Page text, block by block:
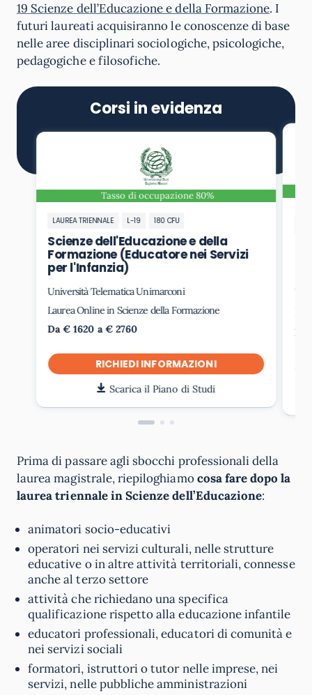
19 Scienze dell’Educazione e della Formazione. I
futuri laureati acquisiranno le conoscenze di base
nelle aree disciplinari sociologiche, psicologiche,
pedagogiche e filosofiche.
Corsi in evidenza
Tasso di occupazione 80%
LAUREA TRIENNALE L-19 180 CFU
Scienze dell'Educazione e della
Formazione (Educatore nei Servizi
per l'Infanzia)
Università Telematica Unimarconi
Laurea Online in Scienze della Formazione
Da € 1620 a € 2760
RICHIEDI INFORMAZIONI
Scarica il Piano di Studi
Da
Prima di passare agli sbocchi professionali della
laurea magistrale, riepiloghiamocosa fare dopo la
laurea triennale in Scienze dell’Educazione:
animatori socio-educativi
operatori nei servizi culturali, nelle strutture
educative o in altre attività territoriali, connesse
anche al terzo settore
attività che richiedano una specifica
qualificazione rispetto alla educazione infantile
educatori professionali, educatori di comunità e
nei servizi sociali
formatori, istruttori o tutor nelle imprese, nei
servizi, nelle pubbliche amministrazioni